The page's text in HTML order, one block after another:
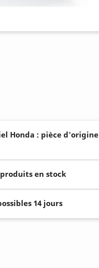
Honda : pièce d'origine
en stock
14 jours